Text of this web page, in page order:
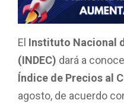
El Instituto Nacional
(INDEC) dará a
Índice de Precios al
agosto, de acuerdo